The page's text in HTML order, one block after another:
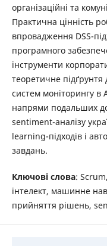
організаційні та
Практична цінність
впровадження DSS-
програмного
інструменти
теоретичне підґрунтя
систем моніторингу в
напрями подальших
sentiment-аналізу
learning-підходів і
завдань.
Ключові слова:
інтелект, машинне
прийняття рішень,